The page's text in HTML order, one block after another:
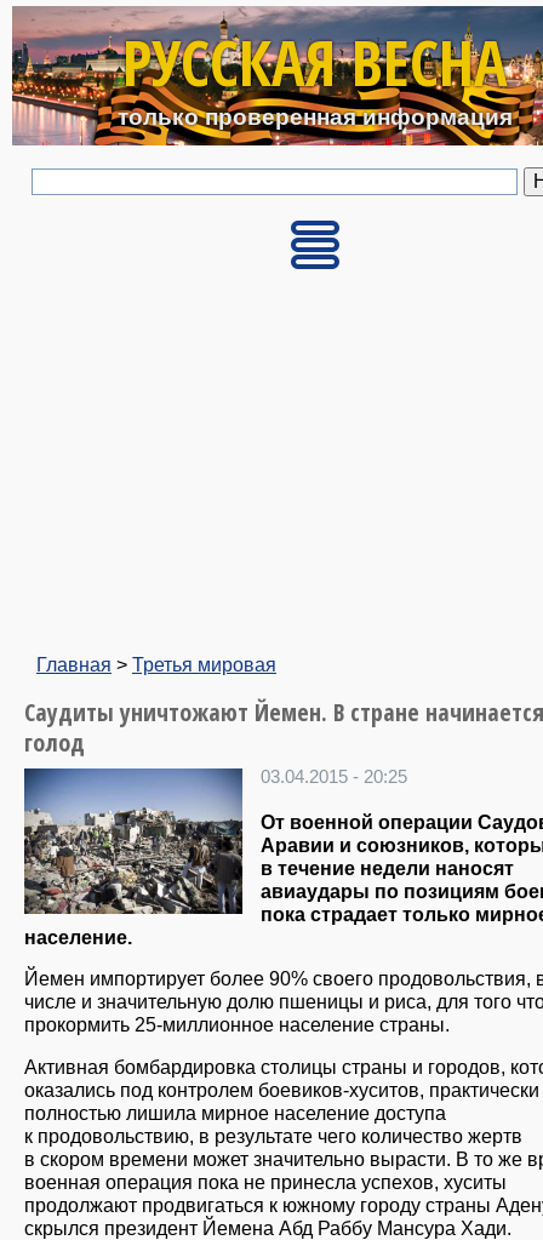
Перейти к основному
РУССКАЯ ВЕСНА
только проверенная информация
Главная > Третья мировая
Саудиты уничтожают Йемен. В стране начинается
голод
03.04.2015 - 20:25
От военной операции
Аравии и союзников,
в течение недели наносят
авиаудары по позициям
пока страдает только
население.
Йемен импортирует более 90% своего продовольствия,
числе и значительную долю пшеницы и риса, для того
прокормить 25-миллионное население страны.
Активная бомбардировка столицы страны и городов,
оказались под контролем боевиков-хуситов, практически
полностью лишила мирное население доступа
к продовольствию, в результате чего количество жертв
в скором времени может значительно вырасти. В то же
военная операция пока не принесла успехов, хуситы
продолжают продвигаться к южному городу страны
скрылся президент Йемена Абд Раббу Мансура Хади.